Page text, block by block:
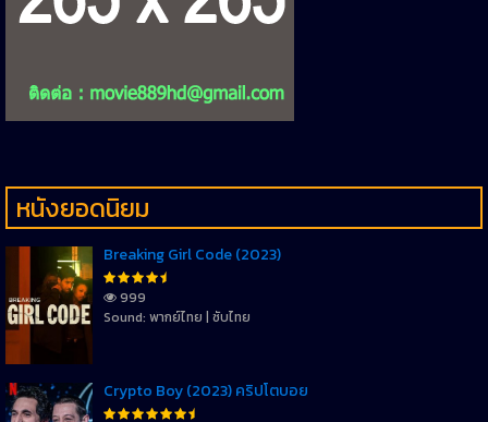
หนังยอดนิยม
Breaking Girl Code (2023)
999
Sound: พากย์ไทย | ซับไทย
Crypto Boy (2023) คริปโตบอย